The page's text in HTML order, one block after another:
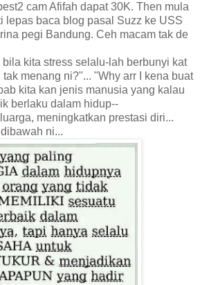
cam Afifah dapat 30K. Then mula
lepas baca blog pasal Suzz ke USS
pegi Bandung. Ceh macam tak de
kita stress selalu-lah berbunyi kat
menang ni?"... "Why arr I kena buat
kita kan jenis manusia yang kalau
berlaku dalam hidup--
meningkatkan prestasi diri...
ni...